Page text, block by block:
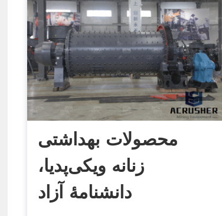
محصولات بهداشتی
زنانه ویکی‌پدیا،
دانشنامهٔ آزاد